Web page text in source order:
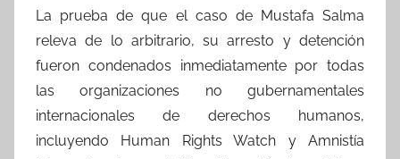
La prueba de que el caso de Mustafa Salma
releva de lo arbitrario, su arresto y detención
fueron condenados inmediatamente por todas
las organizaciones no gubernamentales
internacionales de derechos humanos,
incluyendo Human Rights Watch y Amnistía